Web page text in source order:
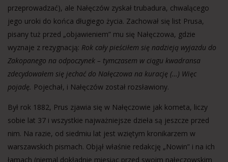
przeprowadzać), ale Nałęczów zyskał trubadura, chwalącego
jego uroki do końca długiego życia. Zachował się list Prusa,
pisany tuż przed „objawieniem” mu się Nałęczowa, gdzie
wyznaje z rezygnacją: Rok cały pieściłem się nadzieją wyjazdu do
Zakopanego na odpoczynek – tymczasem w ciągu kwadransa
zdecydowałem się jechać do Nałęczowa na kurację (…) Więc
pojadę. Pojechał, i Nałęczów został rozsławiony.
Był rok 1882, Prus zjawia się w Nałęczowie jak kometa, liczy
sobie lat 37 i wszystkie najważniejsze dzieła są jeszcze przed
nim. Na razie, od siedmiu lat jest wziętym kronikarzem w
warszawskich pismach. Objął właśnie redakcję „Nowin” i na ich
łamach (niemal dokładnie miesiąc przed swoim nałęczowskim